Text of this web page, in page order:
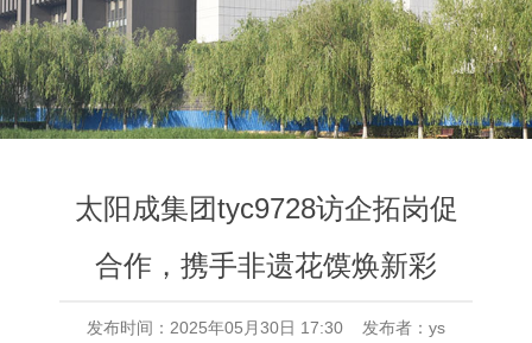
太阳成集团tyc9728访企拓岗促
合作，携手非遗花馍焕新彩
发布时间：2025年05月30日 17:30 发布者：ys